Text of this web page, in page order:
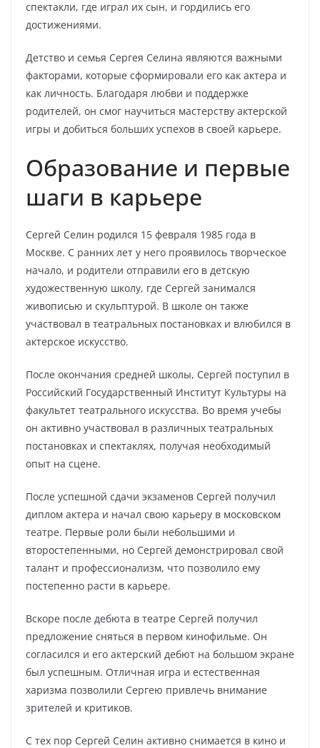
спектакли, где играл их сын, и гордились его
достижениями.
Детство и семья Сергея Селина являются важными
факторами, которые сформировали его как актера и
как личность. Благодаря любви и поддержке
родителей, он смог научиться мастерству актерской
игры и добиться больших успехов в своей карьере.
Образование и первые
шаги в карьере
Сергей Селин родился 15 февраля 1985 года в
Москве. С ранних лет у него проявилось творческое
начало, и родители отправили его в детскую
художественную школу, где Сергей занимался
живописью и скульптурой. В школе он также
участвовал в театральных постановках и влюбился в
актерское искусство.
После окончания средней школы, Сергей поступил в
Российский Государственный Институт Культуры на
факультет театрального искусства. Во время учебы
он активно участвовал в различных театральных
постановках и спектаклях, получая необходимый
опыт на сцене.
После успешной сдачи экзаменов Сергей получил
диплом актера и начал свою карьеру в московском
театре. Первые роли были небольшими и
второстепенными, но Сергей демонстрировал свой
талант и профессионализм, что позволило ему
постепенно расти в карьере.
Вскоре после дебюта в театре Сергей получил
предложение сняться в первом кинофильме. Он
согласился и его актерский дебют на большом экране
был успешным. Отличная игра и естественная
харизма позволили Сергею привлечь внимание
зрителей и критиков.
С тех пор Сергей Селин активно снимается в кино и